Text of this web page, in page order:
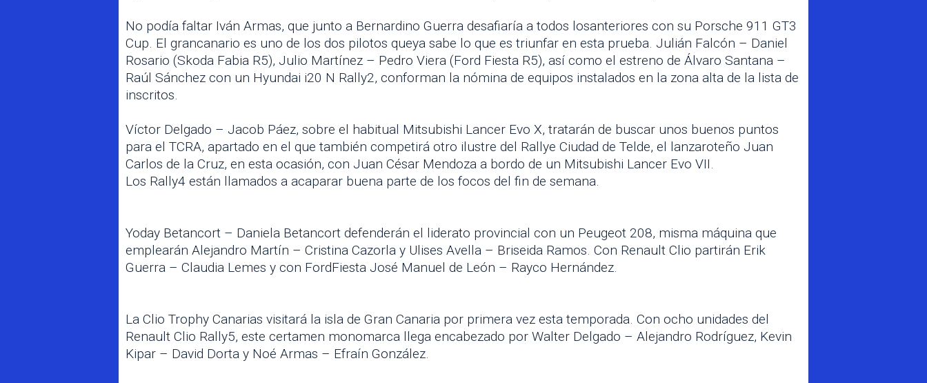
No podía faltar Iván Armas, que junto a Bernardino Guerra desafiaría a todos losanteriores con su Porsche 911 GT3
Cup. El grancanario es uno de los dos pilotos queya sabe lo que es triunfar en esta prueba. Julián Falcón – Daniel
Rosario (Skoda Fabia R5), Julio Martínez – Pedro Viera (Ford Fiesta R5), así como el estreno de Álvaro Santana –
Raúl Sánchez con un Hyundai i20 N Rally2, conforman la nómina de equipos instalados en la zona alta de la lista de
inscritos.
Víctor Delgado – Jacob Páez, sobre el habitual Mitsubishi Lancer Evo X, tratarán de buscar unos buenos puntos
para el TCRA, apartado en el que también competirá otro ilustre del Rallye Ciudad de Telde, el lanzaroteño Juan
Carlos de la Cruz, en esta ocasión, con Juan César Mendoza a bordo de un Mitsubishi Lancer Evo VII.
Los Rally4 están llamados a acaparar buena parte de los focos del fin de semana.
Yoday Betancort – Daniela Betancort defenderán el liderato provincial con un Peugeot 208, misma máquina que
emplearán Alejandro Martín – Cristina Cazorla y Ulises Avella – Briseida Ramos. Con Renault Clio partirán Erik
Guerra – Claudia Lemes y con FordFiesta José Manuel de León – Rayco Hernández.
La Clio Trophy Canarias visitará la isla de Gran Canaria por primera vez esta temporada. Con ocho unidades del
Renault Clio Rally5, este certamen monomarca llega encabezado por Walter Delgado – Alejandro Rodríguez, Kevin
Kipar – David Dorta y Noé Armas – Efraín González.